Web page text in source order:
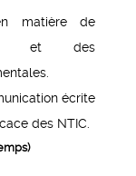
matière de
et des
écrite
des NTIC.